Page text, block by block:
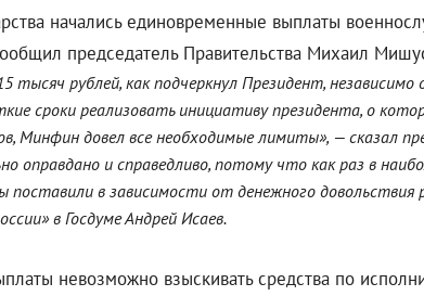
начались единовременные выплаты
председатель Правительства Михаил
тысяч рублей, как подчеркнул Президент,
сроки реализовать инициативу президента, о
Минфин довел все необходимые лимиты», — сказал
оправдано и справедливо, потому что как раз в
поставили в зависимости от денежного
в Госдуме Андрей Исаев.
невозможно взыскивать средства по